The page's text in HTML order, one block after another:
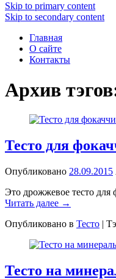
Skip to primary content
Skip to secondary content
Главная
О сайте
Контакты
Архив
Тесто для
Опубликовано 28.09.2015
Это дрожжевое тесто для
Читать далее →
Опубликовано в Тесто |
Тесто на